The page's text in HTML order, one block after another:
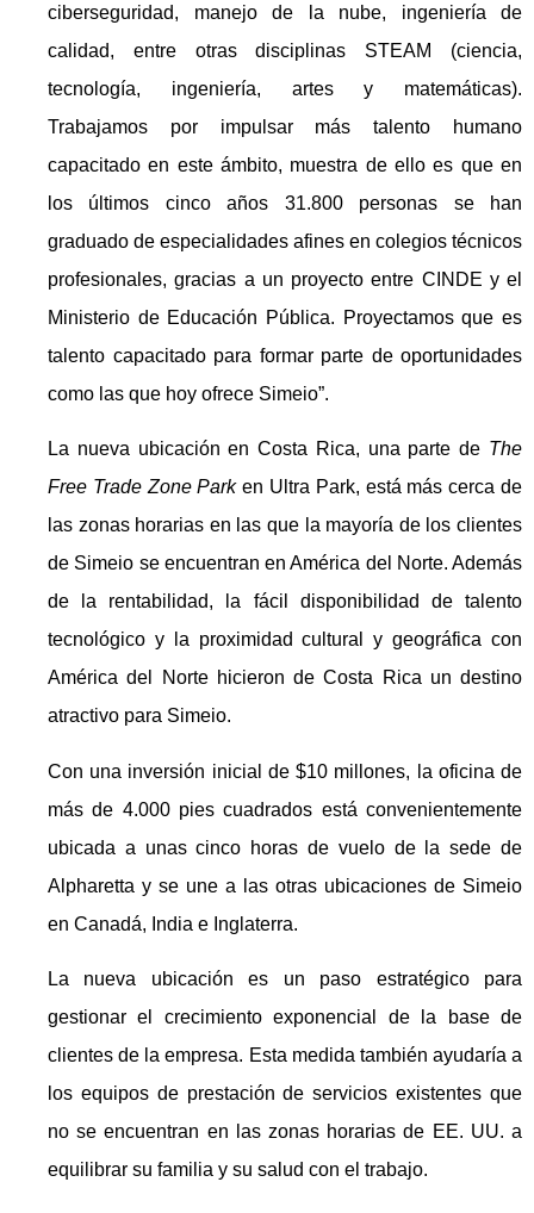
ciberseguridad, manejo de la nube, ingeniería de
calidad, entre otras disciplinas STEAM (ciencia,
tecnología, ingeniería, artes y matemáticas).
Trabajamos por impulsar más talento humano
capacitado en este ámbito, muestra de ello es que en
los últimos cinco años 31.800 personas se han
graduado de especialidades afines en colegios técnicos
profesionales, gracias a un proyecto entre CINDE y el
Ministerio de Educación Pública. Proyectamos que es
talento capacitado para formar parte de oportunidades
como las que hoy ofrece Simeio”.
La nueva ubicación en Costa Rica, una parte de The
Free Trade Zone Parken Ultra Park, está más cerca de
las zonas horarias en las que la mayoría de los clientes
de Simeio se encuentran en América del Norte. Además
de la rentabilidad, la fácil disponibilidad de talento
tecnológico y la proximidad cultural y geográfica con
América del Norte hicieron de Costa Rica un destino
atractivo para Simeio.
Con una inversión inicial de $10 millones, la oficina de
más de 4.000 pies cuadrados está convenientemente
ubicada a unas cinco horas de vuelo de la sede de
Alpharetta y se une a las otras ubicaciones de Simeio
en Canadá, India e Inglaterra.
La nueva ubicación es un paso estratégico para
gestionar el crecimiento exponencial de la base de
clientes de la empresa. Esta medida también ayudaría a
los equipos de prestación de servicios existentes que
no se encuentran en las zonas horarias de EE. UU. a
equilibrar su familia y su salud con el trabajo.